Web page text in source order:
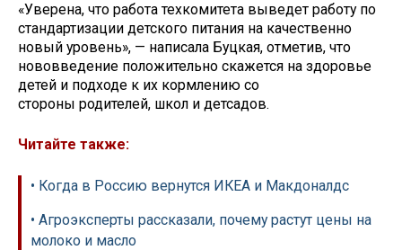
«Уверена, что работа техкомитета выведет работу по
стандартизации детского питания на качественно
новый уровень», — написала Буцкая, отметив, что
нововведение положительно скажется на здоровье
детей и подходе к их кормлению со
стороны родителей, школ и детсадов.
Читайте также:
• Когда в Россию вернутся ИКЕА и Макдоналдс
• Агроэксперты рассказали, почему растут цены на
молоко и масло